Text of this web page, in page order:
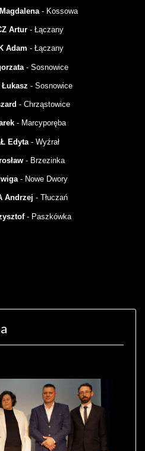
- Kossowa
Artur- Łączany
Adam - Łączany
- Sosnowice
Łukasz - Sosnowice
- Chrząstowice
- Marcyporęba
Edyta- Wyźrał
- Brzezinka
- Nowe Dwory
Andrzej - Tłuczań
- Paszkówka